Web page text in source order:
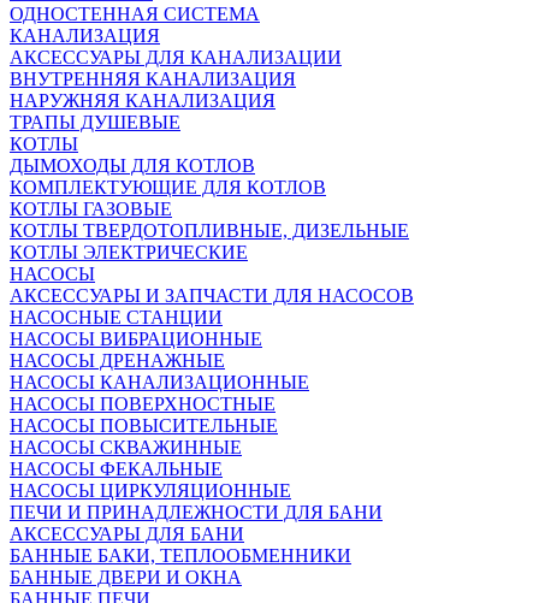
ОДНОСТЕННАЯ СИСТЕМА
КАНАЛИЗАЦИЯ
АКСЕССУАРЫ ДЛЯ КАНАЛИЗАЦИИ
ВНУТРЕННЯЯ КАНАЛИЗАЦИЯ
НАРУЖНЯЯ КАНАЛИЗАЦИЯ
ТРАПЫ ДУШЕВЫЕ
КОТЛЫ
ДЫМОХОДЫ ДЛЯ КОТЛОВ
КОМПЛЕКТУЮЩИЕ ДЛЯ КОТЛОВ
КОТЛЫ ГАЗОВЫЕ
КОТЛЫ ТВЕРДОТОПЛИВНЫЕ, ДИЗЕЛЬНЫЕ
КОТЛЫ ЭЛЕКТРИЧЕСКИЕ
НАСОСЫ
АКСЕССУАРЫ И ЗАПЧАСТИ ДЛЯ НАСОСОВ
НАСОСНЫЕ СТАНЦИИ
НАСОСЫ ВИБРАЦИОННЫЕ
НАСОСЫ ДРЕНАЖНЫЕ
НАСОСЫ КАНАЛИЗАЦИОННЫЕ
НАСОСЫ ПОВЕРХНОСТНЫЕ
НАСОСЫ ПОВЫСИТЕЛЬНЫЕ
НАСОСЫ СКВАЖИННЫЕ
НАСОСЫ ФЕКАЛЬНЫЕ
НАСОСЫ ЦИРКУЛЯЦИОННЫЕ
ПЕЧИ И ПРИНАДЛЕЖНОСТИ ДЛЯ БАНИ
АКСЕССУАРЫ ДЛЯ БАНИ
БАННЫЕ БАКИ, ТЕПЛООБМЕННИКИ
БАННЫЕ ДВЕРИ И ОКНА
БАННЫЕ ПЕЧИ